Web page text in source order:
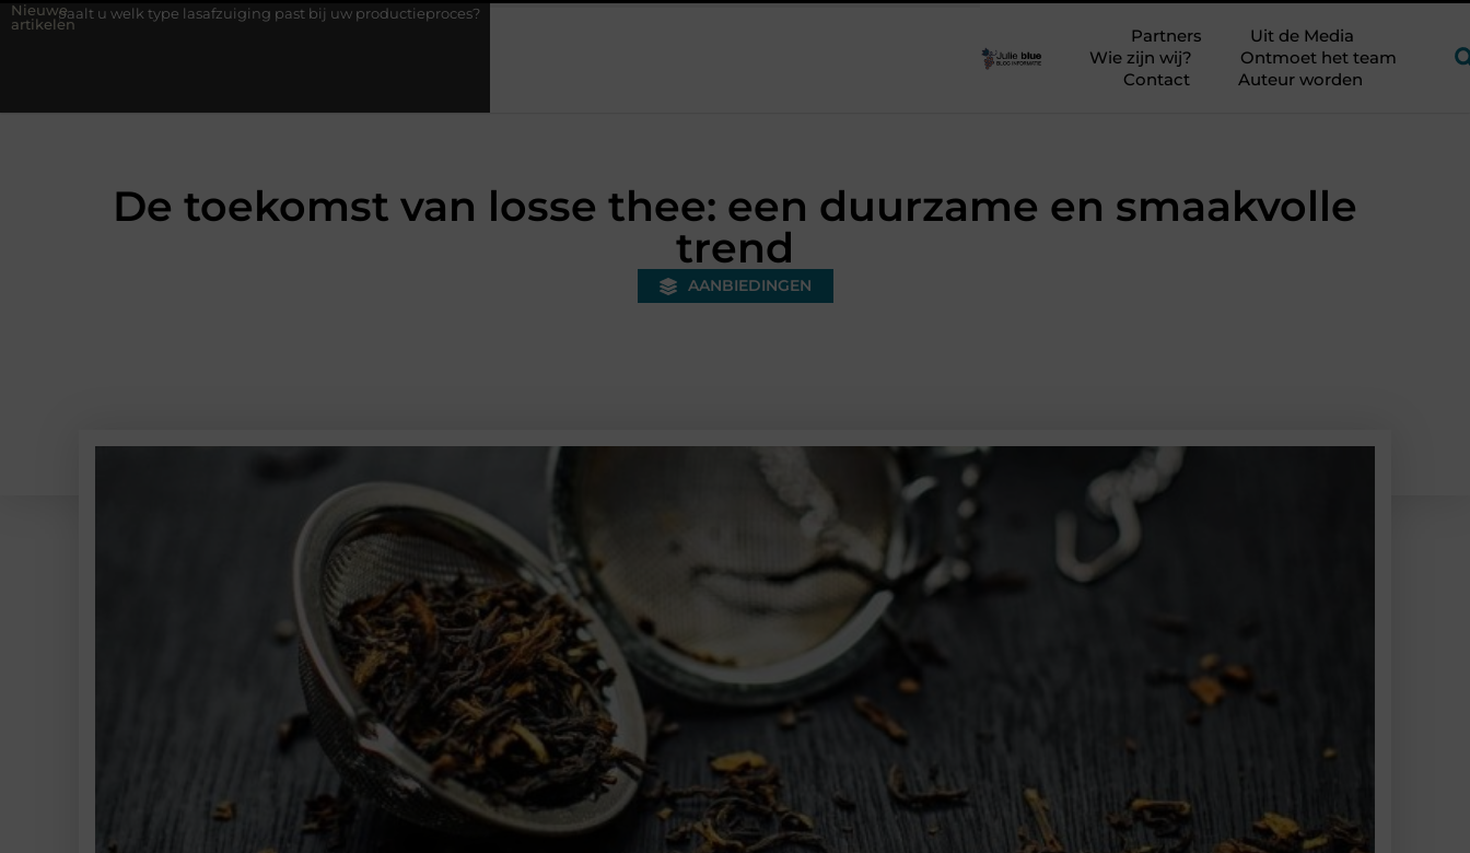
Nieuwe
artikelen
lasafzuiging past bij uw productieproces? Wat is een bonded warehouse in Nederland en waarom wordt het steeds belangrijker?
Partners
Uit de Media
Wie zijn wij?
Ontmoet het team
Contact
Auteur worden
De toekomst van losse thee: een duurzame en smaakvolle
trend
AANBIEDINGEN